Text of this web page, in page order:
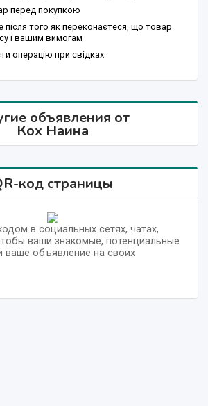
перед покупкою
після того як переконаєтеся, що товар
і вашим вимогам
операцію при свідках
объявления от
Кох Наина
код страницы
в социальных сетях, чатах,
ваши знакомые, потенциальные
ваше объявление на своих